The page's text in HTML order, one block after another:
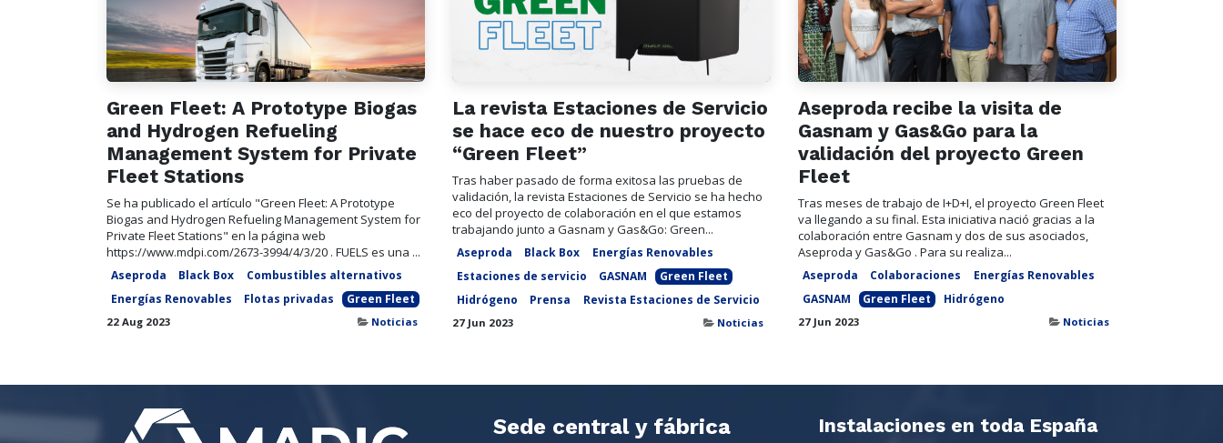
Green Fleet: A Prototype Biogas
and Hydrogen Refueling
Management System for Private
Fleet Stations
Se ha publicado el artículo "Green Fleet: A Prototype
Biogas and Hydrogen Refueling Management System for
Private Fleet Stations" en la página web
https://www.mdpi.com/2673-3994/4/3/20 . FUELS es una ...
Aseproda Black Box
Combustibles alternativos
Energías Renovables
Flotas privadas Green Fleet
22 Aug 2023 Noticias
La revista Estaciones de Servicio
se hace eco de nuestro proyecto
“Green Fleet”
Tras haber pasado de forma exitosa las pruebas de
validación, la revista Estaciones de Servicio se ha hecho
eco del proyecto de colaboración en el que estamos
trabajando junto a Gasnam y Gas&Go: Green...
Aseproda Black Box
Energías Renovables
Estaciones de servicio
GASNAM
Green Fleet
Hidrógeno
Prensa Revista Estaciones de Servicio
27 Jun 2023 Noticias
Aseproda recibe la visita de
Gasnam y Gas&Go para la
validación del proyecto Green
Fleet
Tras meses de trabajo de I+D+I, el proyecto Green Fleet
va llegando a su final. Esta iniciativa nació gracias a la
colaboración entre Gasnam y dos de sus asociados,
Aseproda y Gas&Go . Para su realiza...
Aseproda Colaboraciones
Energías Renovables
GASNAM
Green Fleet Hidrógeno
27 Jun 2023 Noticias
Sede central y fábrica Instalaciones en toda España